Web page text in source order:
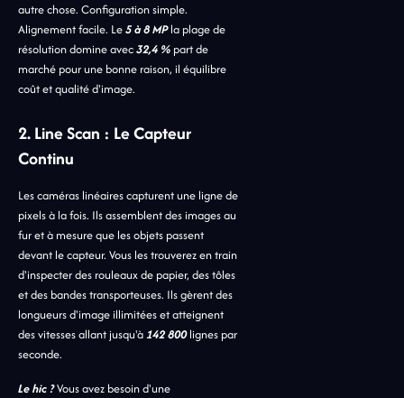
autre chose. Configuration simple.
Alignement facile. Le5 à 8 MPla plage de
résolution domine avec32,4 % part de
marché pour une bonne raison, il équilibre
coût et qualité d'image.
2. Line Scan : Le Capteur
Continu
Les caméras linéaires capturent une ligne de
pixels à la fois. Ils assemblent des images au
fur et à mesure que les objets passent
devant le capteur. Vous les trouverez en train
d'inspecter des rouleaux de papier, des tôles
et des bandes transporteuses. Ils gèrent des
longueurs d'image illimitées et atteignent
des vitesses allant jusqu'à142 800lignes par
seconde.
Le hic ?Vous avez besoin d'une